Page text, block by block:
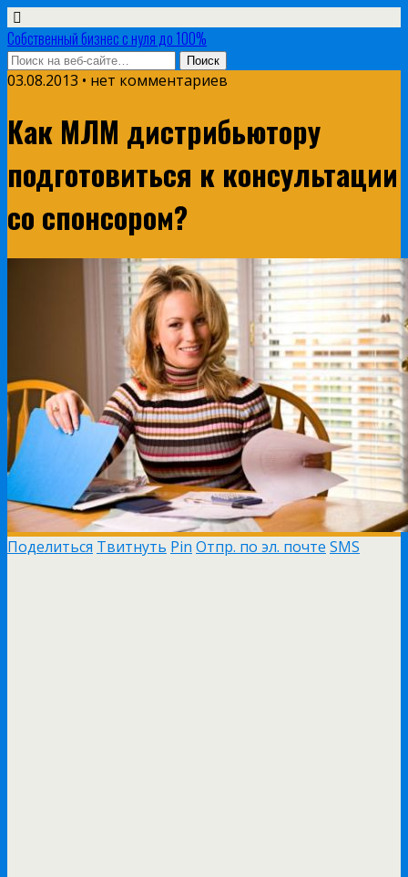
Собственный бизнес с нуля до 100%
03.08.2013 • нет комментариев
Как МЛМ дистрибьютору
подготовиться к консультации
со спонсором?
Поделиться Твитнуть Pin Отпр. по эл. почте SMS